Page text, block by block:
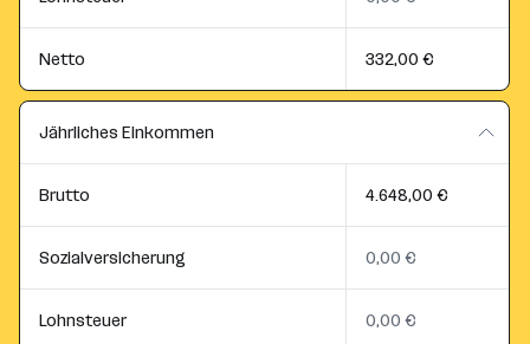
Netto 332,00 €
Jährliches Einkommen
Brutto 4.648,00 €
Sozialversicherung 0,00 €
Lohnsteuer 0,00 €